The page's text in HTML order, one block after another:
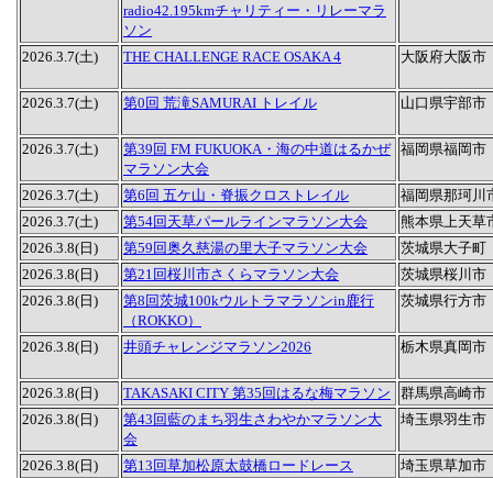
radio42.195kmチャリティー・リレーマラ
ソン
2026.3.7(土) THE CHALLENGE RACE OSAKA 4 大阪府大阪市
2026.3.7(土) 第0回 荒滝SAMURAI トレイル 山口県宇部市
2026.3.7(土)
第39回 FM FUKUOKA・海の中道はるかぜ
マラソン大会
福岡県福岡市
2026.3.7(土) 第6回 五ケ山・脊振クロストレイル
福岡県那珂川
2026.3.7(土)
第54回天草パールラインマラソン大会
熊本県上天草
2026.3.8(日)
第59回奥久慈湯の里大子マラソン大会
茨城県大子町
2026.3.8(日)
第21回桜川市さくらマラソン大会
茨城県桜川市
2026.3.8(日)
第8回茨城100kウルトラマラソンin鹿行
（ROKKO）
茨城県行方市
2026.3.8(日) 井頭チャレンジマラソン2026 栃木県真岡市
2026.3.8(日) TAKASAKI CITY 第35回はるな梅マラソン
群馬県高崎市
2026.3.8(日)
第43回藍のまち羽生さわやかマラソン大
会
埼玉県羽生市
2026.3.8(日) 第13回草加松原太鼓橋ロードレース
埼玉県草加市